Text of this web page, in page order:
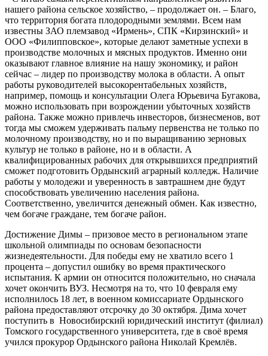
нашего района сельское хозяйство, – продолжает он. – Благо,
что территория богата плодородными землями. Всем нам
известны ЗАО племзавод «Ирмень», СПК «Кирзинский» и
ООО «Филипповское», которые делают заметные успехи в
производстве молочных и мясных продуктов. Именно они
оказывают главное влияние на нашу экономику, и район
сейчас – лидер по производству молока в области. А опыт
работы руководителей высокорентабельных хозяйств,
например, помощь и консультации Олега Юрьевича Бугакова,
можно использовать при возрождении убыточных хозяйств
района. Также можно привлечь инвесторов, бизнесменов, вот
тогда мы сможем удерживать пальму первенства не только по
молочному производству, но и по выращиванию зерновых
культур не только в районе, но и в области. А
квалифицированных рабочих для открывшихся предприятий
сможет подготовить Ордынский аграрный колледж. Наличие
работы у молодежи и уверенность в завтрашнем дне будут
способствовать увеличению населения района.
Соответственно, увеличится денежный обмен. Как известно,
чем богаче граждане, тем богаче район.
Достижение Димы – призовое место в региональном этапе
школьной олимпиады по основам безопасности
жизнедеятельности. Для победы ему не хватило всего 1
процента – допустил ошибку во время практического
испытания. К армии он относится положительно, но сначала
хочет окончить ВУЗ. Несмотря на то, что 10 февраля ему
исполнилось 18 лет, в военном комиссариате Ордынского
района предоставляют отсрочку до 30 октября. Дима хочет
поступить в Новосибирский юридический институт (филиал)
Томского государственного университета, где в своё время
учился прокурор Ордынского района Николай Кремлёв.